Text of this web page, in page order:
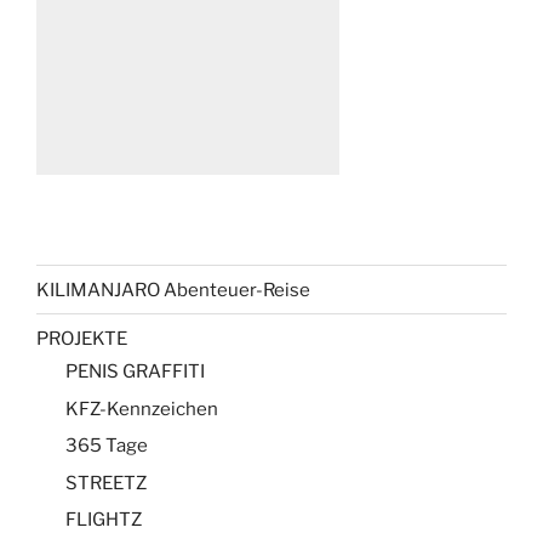
KILIMANJARO Abenteuer-Reise
PROJEKTE
PENIS GRAFFITI
KFZ-Kennzeichen
365 Tage
STREETZ
FLIGHTZ